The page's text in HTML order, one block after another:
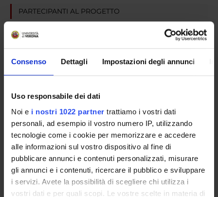
Consenso Dettagli Impostazioni degli annunci
Uso responsabile dei dati
Noi e i nostri 1022 partner trattiamo i vostri dati
personali, ad esempio il vostro numero IP, utilizzando
tecnologie come i cookie per memorizzare e accedere
alle informazioni sul vostro dispositivo al fine di
pubblicare annunci e contenuti personalizzati, misurare
gli annunci e i contenuti, ricercare il pubblico e sviluppare
i servizi. Avete la possibilità di scegliere chi utilizza i
vostri dati e per quali scopi. Le vostre scelte in materia di
PARTECIPANTI AL PROGETTO
Marzia Di Chio
Tecnico-Amministrativo
Guido Francesco Fumagalli
Personale di spin-off
SEZIONI
Farmacologia
ATTIVITÀ